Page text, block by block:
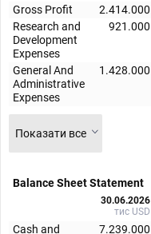
Gross Profit 2.414.000
Research and
Development
Expenses
921.000
General And
Administrative
Expenses
1.428.000
Показати все
Balance Sheet Statement
30.06.2026
тис USD
Cash and
7.239.000